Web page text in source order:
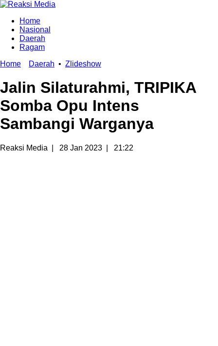
Home
Nasional
Daerah
Ragam
Home
Daerah • Zlideshow
Jalin Silaturahmi, TRIPIKA
Somba Opu Intens
Sambangi Warganya
Reaksi Media 28 Jan 2023 21:22